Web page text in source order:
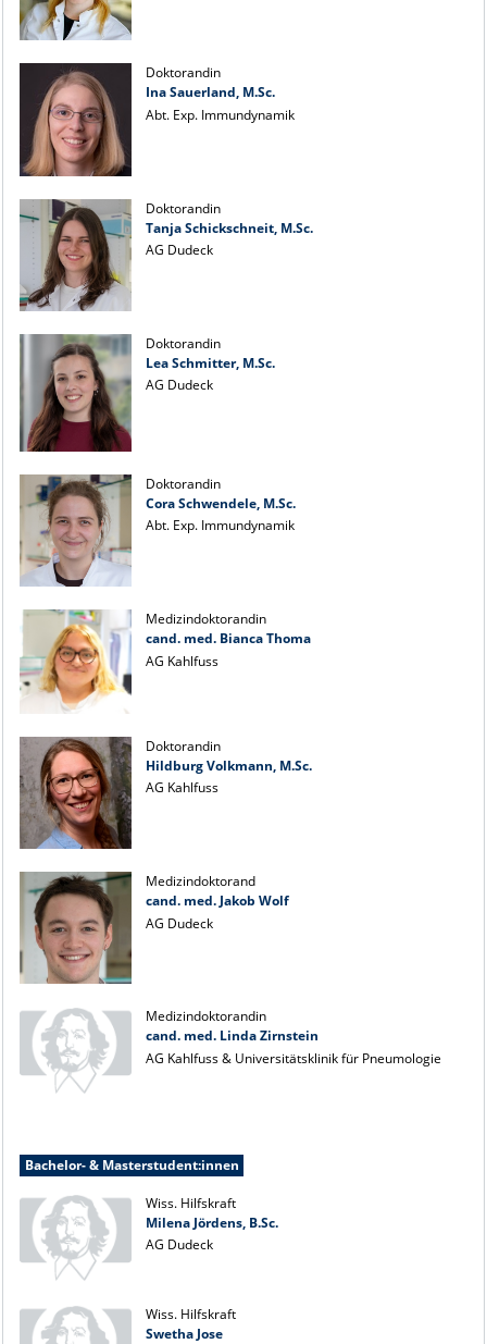
Doktorandin
Ina Sauerland, M.Sc.
Abt. Exp. Immundynamik
Doktorandin
Tanja Schickschneit, M.Sc.
AG Dudeck
Doktorandin
Lea Schmitter, M.Sc.
AG Dudeck
Doktorandin
Cora Schwendele, M.Sc.
Abt. Exp. Immundynamik
Medizindoktorandin
cand. med. Bianca Thoma
AG Kahlfuss
Doktorandin
Hildburg Volkmann, M.Sc.
AG Kahlfuss
Medizindoktorand
cand. med. Jakob Wolf
AG Dudeck
Medizindoktorandin
cand. med. Linda Zirnstein
AG Kahlfuss & Universitätsklinik für Pneumologie
Bachelor- & Masterstudent:innen
Wiss. Hilfskraft
Milena Jördens, B.Sc.
AG Dudeck
Wiss. Hilfskraft
Swetha Jose